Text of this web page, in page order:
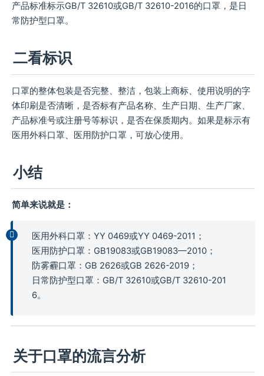
产品标准标示GB/T 32610或GB/T 32610-2016的口罩，是日
常防护型口罩。
二看标识
口罩的整体包装是否完整、整洁，包装上商标、使用说明的字
体印刷是否清晰，是否标有产品名称、生产日期、生产厂家、
产品标准号或注册号等标识，是否在保质期内。如果是标示有
医用外科口罩、医用防护口罩，可放心使用。
小结
简单来说就是：
医用外科口罩：YY 0469或YY 0469-2011；
医用防护口罩：GB19083或GB19083—2010；
防雾霾口罩：GB 2626或GB 2626-2019；
日常防护型口罩：GB/T 32610或GB/T 32610-201
6。
关于口罩的流言分析